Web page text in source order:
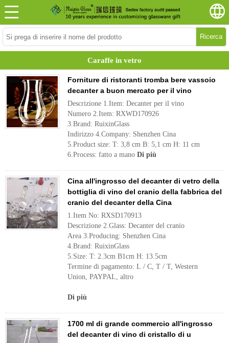
Ricerca
Caraffe in vetro
Forniture di ristoranti tromba bere vassoio
decanter a buon mercato per il vino
Descrizione 1.Item: Decanter per il vino
Numero 2.Item: RXWD170926
3.Brand: RuixinGlass
Indirizzo 4.Company: Shenzhen Cina
5.Product size: T: 3,8 cm B: 5,1 cm H: 11 cm
6.Process: fatto a mano Di più
Cina all'ingrosso del decanter di vetro della
bottiglia di vino del cranio della fabbrica del
cranio del decanter della Cina
1.Item No: RXSD170913
Descrizione 2.Glass: Decanter del cranio
Area 3.Producing: Shenzhen Cina
4.Brand: RuixinGlass
5.Size: T: 2.3cm B1cm H: 13.5cm
Termine di pagamento: L / C, T / T, Western
Union, PAYPAL, altro
Di più
1700 ml di grande commercio all'ingrosso
del decanter di vino di cristallo di u